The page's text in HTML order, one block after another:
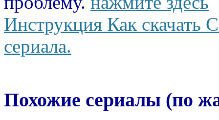
Инструкция Как скачать
сериала.
Похожие сериалы (по